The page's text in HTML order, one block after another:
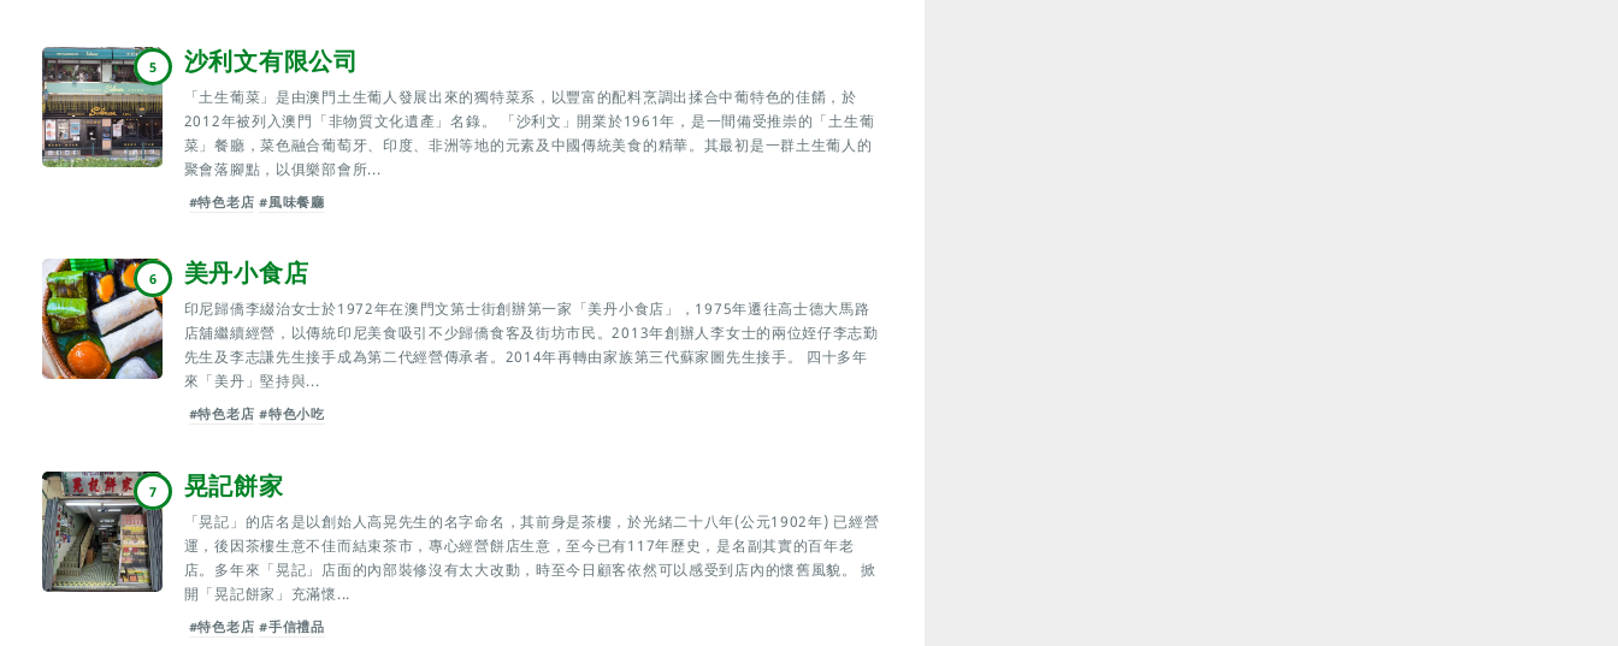
5 沙利文有限公司
「土生葡菜」是由澳門土生葡人發展出來的獨特菜系，以豐富的配料烹調出揉合中葡特色的佳餚，於
2012年被列入澳門「非物質文化遺產」名錄。 「沙利文」開業於1961年，是一間備受推崇的「土生葡
菜」餐廳，菜色融合葡萄牙、印度、非洲等地的元素及中國傳統美食的精華。其最初是一群土生葡人的
聚會落腳點，以俱樂部會所...
#特色老店 #風味餐廳
6 美丹小食店
印尼歸僑李綴治女士於1972年在澳門文第士街創辦第一家「美丹小食店」，1975年遷往高士德大馬路
店舖繼續經營，以傳統印尼美食吸引不少歸僑食客及街坊市民。2013年創辦人李女士的兩位姪仔李志勤
先生及李志謙先生接手成為第二代經營傳承者。2014年再轉由家族第三代蘇家圖先生接手。 四十多年
來「美丹」堅持與...
#特色老店 #特色小吃
7 晃記餅家
「晃記」的店名是以創始人高晃先生的名字命名，其前身是茶樓，於光緒二十八年(公元1902年) 已經營
運，後因茶樓生意不佳而結束茶市，專心經營餅店生意，至今已有117年歷史，是名副其實的百年老
店。多年來「晃記」店面的內部裝修沒有太大改動，時至今日顧客依然可以感受到店內的懷舊風貌。 掀
開「晃記餅家」充滿懷...
#特色老店 #手信禮品